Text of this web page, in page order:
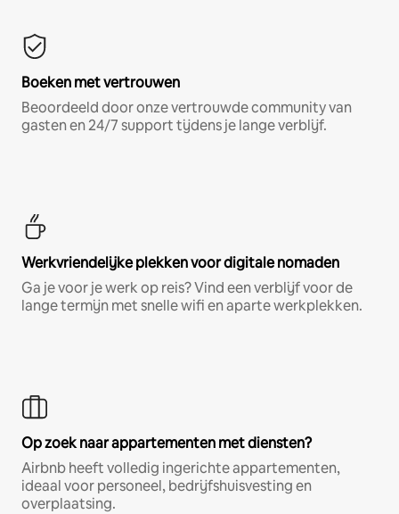
Boeken met vertrouwen
Beoordeeld door onze vertrouwde community van
gasten en 24/7 support tijdens je lange verblijf.
Werkvriendelijke plekken voor digitale nomaden
Ga je voor je werk op reis? Vind een verblijf voor de
lange termijn met snelle wifi en aparte werkplekken.
Op zoek naar appartementen met diensten?
Airbnb heeft volledig ingerichte appartementen,
ideaal voor personeel, bedrijfshuisvesting en
overplaatsing.